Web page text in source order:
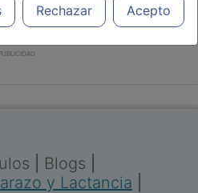
más adecuado a las
Rechazar Acepto
PUBLICIDAD
Blogs
y Lactancia